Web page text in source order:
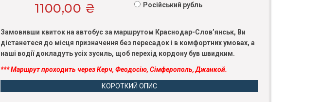
1100,00 ₴
Російський рубль
Замовивши квиток на автобус за маршрутом Краснодар-Слов’янськ, Ви
дістанетеся до місця призначення без пересадок і в комфортних умовах, а
наші водії докладуть усіх зусиль, щоб перехід кордону був швидким.
*** Маршрут проходить через Керч, Феодосію, Сімферополь, Джанкой.
КОРОТКИЙ ОПИС